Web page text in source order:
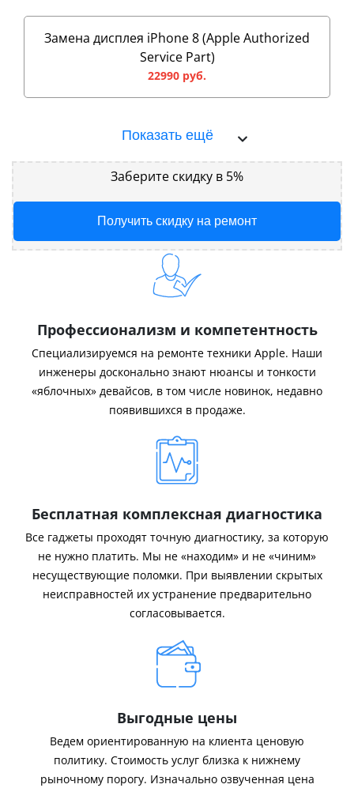
Замена дисплея iPhone 8 (Apple Authorized
Service Part)
22990 руб.
Показать ещё
Заберите скидку в 5%
Получить скидку на ремонт
Профессионализм и компетентность
Специализируемся на ремонте техники Apple. Наши
инженеры досконально знают нюансы и тонкости
«яблочных» девайсов, в том числе новинок, недавно
появившихся в продаже.
Бесплатная комплексная диагностика
Все гаджеты проходят точную диагностику, за которую
не нужно платить. Мы не «находим» и не «чиним»
несуществующие поломки. При выявлении скрытых
неисправностей их устранение предварительно
согласовывается.
Выгодные цены
Ведем ориентированную на клиента ценовую
политику. Стоимость услуг близка к нижнему
рыночному порогу. Изначально озвученная цена